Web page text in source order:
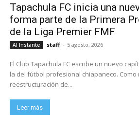
Tapachula FC inicia una
forma parte de la Primera
de la Liga Premier FMF
Al Instante staff - 5 agosto, 2026
El Club Tapachula FC escribe un nuevo
la del fútbol profesional chiapaneco. Como resultado de la nueva
reestructuración de...
Leer más